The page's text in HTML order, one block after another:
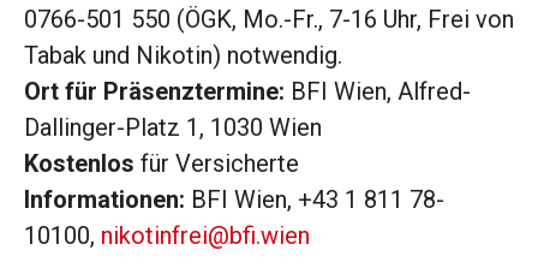
0766-501 550 (ÖGK, Mo.-Fr., 7-16 Uhr, Frei von
Tabak und Nikotin) notwendig.
Ort für Präsenztermine: BFI Wien, Alfred-
Dallinger-Platz 1, 1030 Wien
Kostenlos für Versicherte
Informationen: BFI Wien, +43 1 811 78-
10100, nikotinfrei@bfi.wien